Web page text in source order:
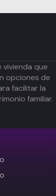
que
opciones de
facilitar la
familiar.